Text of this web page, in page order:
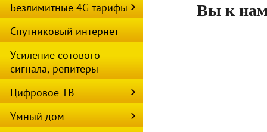
Вы к нам
Безлимитные 4G тарифы
Спутниковый интернет
Усиление сотового
сигнала, репитеры
Цифровое ТВ
Умный дом